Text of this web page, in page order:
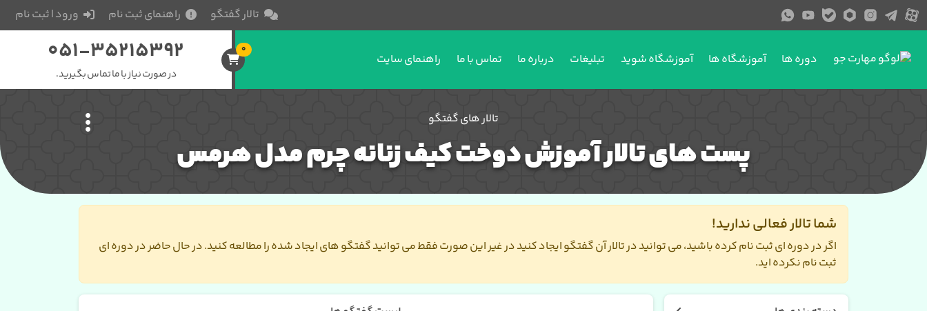
تالار گفتگو راهنمای ثبت نام ورود | ثبت نام
دوره ها آموزشگاه ها آموزشگاه شوید تبلیغات درباره ما تماس با ما راهنمای سایت
0
051-35215392
در صورت نیاز با ما تماس بگیرید.
تالار های گفتگو
پست های تالار آموزش دوخت کیف زنانه چرم مدل هرمس
شما تالار فعالی ندارید!
اگر در دوره ای ثبت نام کرده باشید، می توانید در تالار آن گفتگو ایجاد کنید در غیر این صورت فقط می توانید گفتگو های ایجاد شده را مطالعه کنید. در حال حاضر در دوره ای
ثبت نام نکرده اید.